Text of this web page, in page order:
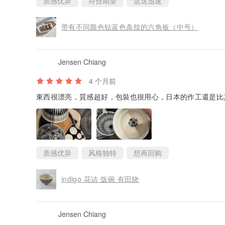
带有不同颜色钴蓝色条纹的六角板（中号）
Jensen Chiang
4 个月前
東西很漂亮，質感超好，包裝也很用心，日本的作工還是
质感优异 风格独特 想再回购
indigo 花诘 饭碗 有田烧
Jensen Chiang